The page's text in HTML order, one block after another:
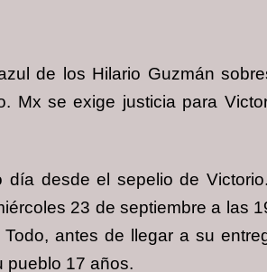
de los Hilario Guzmán
Mx se exige justicia para
día desde el sepelio de
23 de septiembre a las
antes de llegar a su
pueblo 17 años.